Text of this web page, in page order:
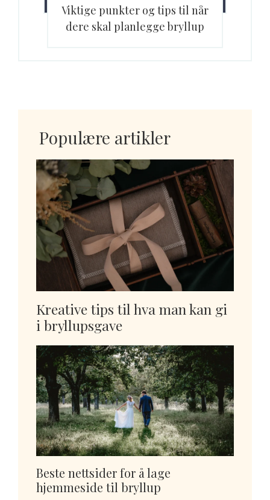
Viktige punkter og tips til når
dere skal planlegge bryllup
Populære artikler
Kreative tips til hva man kan gi
i bryllupsgave
Beste nettsider for å lage
hjemmeside til bryllup